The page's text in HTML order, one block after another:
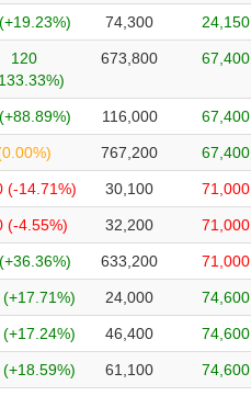
74,300 24,150
120
673,800 67,400
116,000 67,400
767,200 67,400
(-14.71%) 30,100 71,000
(-4.55%) 32,200 71,000
633,200 71,000
24,000 74,600
46,400 74,600
(+18.59%) 61,100 74,600